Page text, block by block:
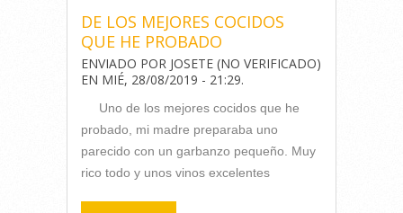
DE LOS MEJORES COCIDOS
QUE HE PROBADO
ENVIADO POR JOSETE (NO VERIFICADO)
EN MIÉ, 28/08/2019 - 21:29.
Uno de los mejores cocidos que he
probado, mi madre preparaba uno
parecido con un garbanzo pequeño. Muy
rico todo y unos vinos excelentes